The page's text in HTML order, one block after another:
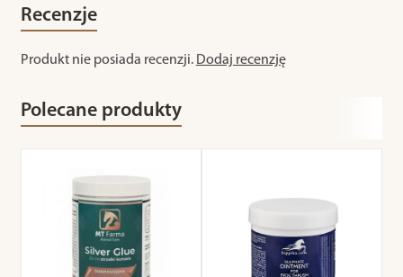
Recenzje
Produkt nie posiada recenzji. Dodaj recenzję
Polecane produkty